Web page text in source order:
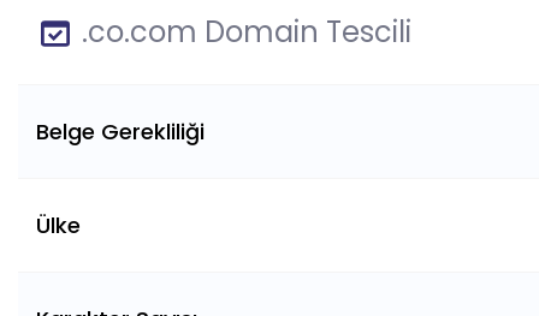
.co.com Domain Tescili
Belge Gerekliliği
Ülke